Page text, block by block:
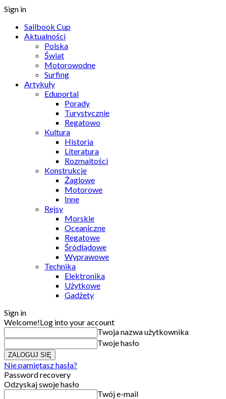
Sign in
Sailbook Cup
Aktualności
Polska
Świat
Motorowodne
Surfing
Artykuły
Eduportal
Porady
Turystycznie
Regatowo
Kultura
Historia
Literatura
Rozmaitości
Konstrukcje
Żaglowe
Motorowe
Inne
Rejsy
Morskie
Oceaniczne
Regatowe
Śródlądowe
Wyprawowe
Technika
Elektronika
Użytkowe
Gadżety
Sign in
Welcome!Log into your account
Twoja nazwa użytkownika
Twoje hasło
Nie pamiętasz hasła?
Password recovery
Odzyskaj swoje hasło
Twój e-mail